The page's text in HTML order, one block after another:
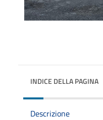
INDICE DELLA PAGINA
Descrizione